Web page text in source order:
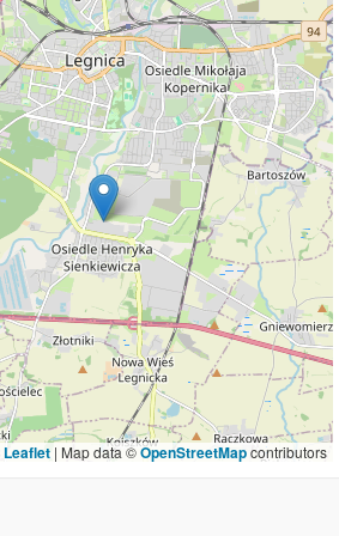
Leaflet | Map data ©OpenStreetMapcontributors